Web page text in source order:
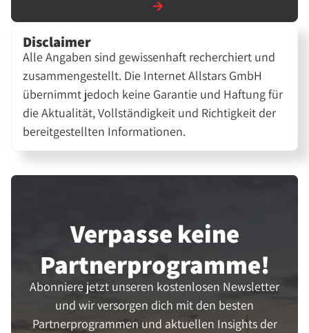
Disclaimer
Alle Angaben sind gewissenhaft recherchiert und
zusammengestellt. Die Internet Allstars GmbH
übernimmt jedoch keine Garantie und Haftung für
die Aktualität, Vollständigkeit und Richtigkeit der
bereitgestellten Informationen.
Verpasse keine
Partner­programme!
Abonniere jetzt unseren kostenlosen Newsletter
und wir versorgen dich mit den besten
Partnerprogrammen und aktuellen Insights der